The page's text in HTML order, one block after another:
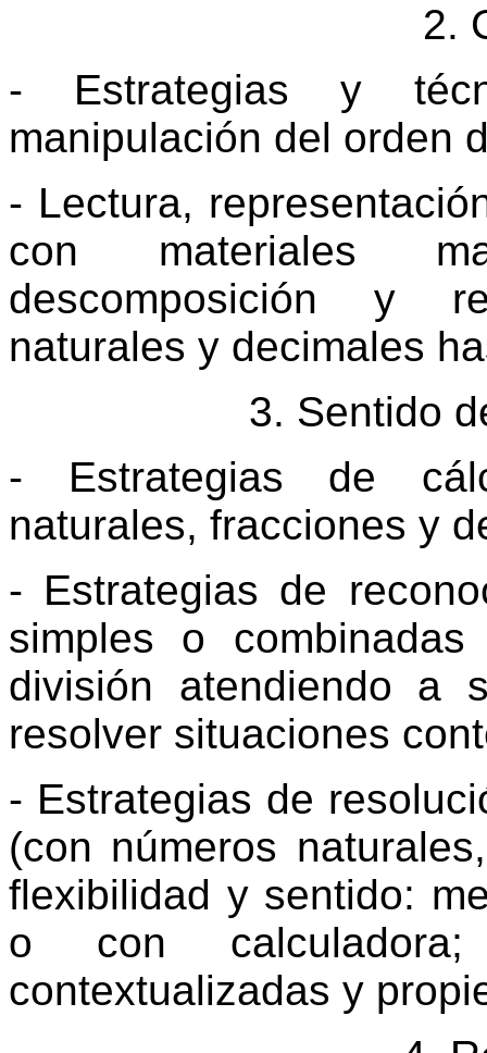
2.
- Estrategias y
manipulación del orden
- Lectura,
con materiales
descomposición y
naturales y decimales
3. Sentido
- Estrategias de
naturales, fracciones y
- Estrategias de
simples o
división atendiendo a
resolver situaciones
- Estrategias de
(con números
flexibilidad y sentido:
o con
contextualizadas y